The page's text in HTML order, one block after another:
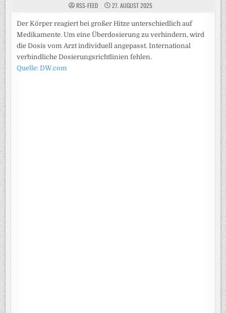
RSS-FEED 27. AUGUST 2025
Der Körper reagiert bei großer Hitze unterschiedlich auf
Medikamente. Um eine Überdosierung zu verhindern, wird
die Dosis vom Arzt individuell angepasst. International
verbindliche Dosierungsrichtlinien fehlen.
Quelle: DW.com